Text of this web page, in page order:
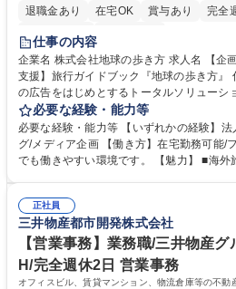
退職金あり
在宅OK 賞与あり 完全
駅近5分以内
仕事の内容
企業名 株式会社地球の歩き方 求人名 【企画営業/行政・企業向け観光推進
支援】旅行ガイドブック『地球の歩き方』 仕事の内容 『地球の歩き方』
の広告をはじめとするトータルソリューシ
す。クライアントは、観光（海外旅行、国
や事業を推進したい国内外の行政や企業です。 【業務詳細】■『地
き方』は海外旅行ガイドブックのNo.1ブラ
も牽引しております。観光推進支援におい
国策事業です。「GOOD LUCK TRIP」は
に、インバウンドのトップブランドに成長
り、日常です。旅好きにはこれ以上ない環境です 募集職種 【企
政・企業向け観光推進支援】旅行ガイドブ
必要な経験・能力等
必要な経験・能力等 【いずれかの経験】
グ/メディア企画 【働き方】在宅勤務可能/
でも働きやすい環境です。 【魅力】 ■海外旅行ガイドブックのシェアNo.1
ることが可能です。 ■国内旅行ガイドブッ
であり、「地球の歩き方」としてどう取り
バーとして活躍いただきます。 学歴・資格 学歴：大学院 大学 語学力： 資
格：
正社員
三井物産都市開発株式会社
【営業事務】業務職/三井物産
H/完全週休2日 営業事務
オフィスビル、賃貸マンション、物流倉庫等の不